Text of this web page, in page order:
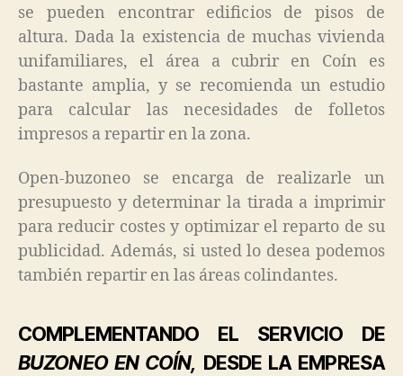
se pueden encontrar edificios de pisos de
altura. Dada la existencia de muchas vivienda
unifamiliares, el área a cubrir en Coín es
bastante amplia, y se recomienda un estudio
para calcular las necesidades de folletos
impresos a repartir en la zona.
Open-buzoneo se encarga de realizarle un
presupuesto y determinar la tirada a imprimir
para reducir costes y optimizar el reparto de su
publicidad. Además, si usted lo desea podemos
también repartir en las áreas colindantes.
COMPLEMENTANDO EL SERVICIO DE
BUZONEO EN COÍN, DESDE LA EMPRESA